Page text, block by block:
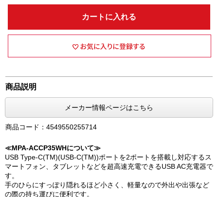
カートに入れる
商品説明
メーカー情報ページはこちら
商品コード：4549550255714
≪MPA-ACCP35WHについて≫
USB Type-C(TM)(USB-C(TM))ポートを2ポートを搭載し対応するス
マートフォン、タブレットなどを超高速充電できるUSB AC充電器で
す。
手のひらにすっぽり隠れるほど小さく、軽量なので外出や出張など
の際の持ち運びに便利です。